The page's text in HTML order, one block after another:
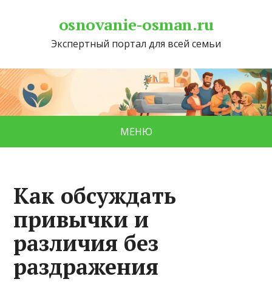
osnovanie-osman.ru
Экспертный портал для всей семьи
МЕНЮ
Как обсуждать
привычки и
различия без
раздражения